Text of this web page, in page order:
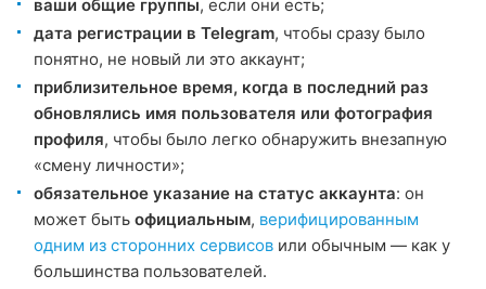
ваши общие группы, если они есть;
дата регистрации в Telegram, чтобы сразу было
понятно, не новый ли это аккаунт;
приблизительное время, когда в последний раз
обновлялись имя пользователя или фотография
профиля, чтобы было легко обнаружить внезапную
«смену личности»;
обязательное указание на статус аккаунта: он
может быть официальным, верифицированным
одним из сторонних сервисов или обычным — как у
большинства пользователей.